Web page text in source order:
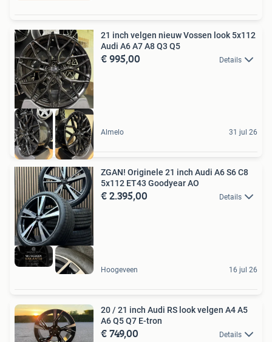
21 inch velgen nieuw Vossen look 5x112
Audi A6 A7 A8 Q3 Q5
€ 995,00 Details
Almelo 31 jul 26
ZGAN! Originele 21 inch Audi A6 S6 C8
5x112 ET43 Goodyear AO
€ 2.395,00 Details
Hoogeveen 16 jul 26
20 / 21 inch Audi RS look velgen A4 A5
A6 Q5 Q7 E-tron
€ 749,00 Details